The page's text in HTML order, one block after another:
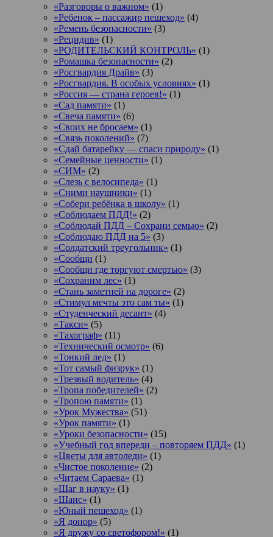
«Разговоры о важном» (1)
«Ребенок – пассажир пешеход» (4)
«Ремень безопасности» (3)
«Рецидив» (1)
«РОДИТЕЛЬСКИЙ КОНТРОЛЬ» (1)
«Ромашка безопасности» (2)
«Росгвардия Драйв» (3)
«Росгвардия. В особых условиях» (1)
«Россия — страна героев!» (1)
«Сад памяти» (1)
«Свеча памяти» (6)
«Своих не бросаем» (1)
«Связь поколений» (7)
«Сдай батарейку — спаси природу» (1)
«Семейные ценности» (1)
«СИМ» (2)
«Слезь с велосипеда» (1)
«Сними наушники» (1)
«Собери ребёнка в школу» (1)
«Соблюдаем ПДД!» (2)
«Соблюдай ПДД – Сохрани семью» (2)
«Соблюдаю ПДД на 5» (3)
«Солдатский треугольник» (1)
«Сообщи (1)
«Сообщи где торгуют смертью» (3)
«Сохраним лес» (1)
«Стань заметней на дороге» (2)
«Стимул мечты это сам ты» (1)
«Студенческий десант» (4)
«Такси» (5)
«Тахограф» (11)
«Технический осмотр» (6)
«Тонкий лед» (1)
«Тот самый физрук» (1)
«Трезвый водитель» (4)
«Тропа победителей» (2)
«Тропою памяти» (1)
«Урок Мужества» (51)
«Урок памяти» (1)
«Уроки безопасности» (15)
«Учебный год впереди – повторяем ПДД» (1)
«Цветы для автоледи» (1)
«Чистое поколение» (2)
«Читаем Сараева» (1)
«Шаг в науку» (1)
«Шанс» (1)
«Юный пешеход» (1)
«Я донор» (5)
«Я дружу со светофором!» (1)